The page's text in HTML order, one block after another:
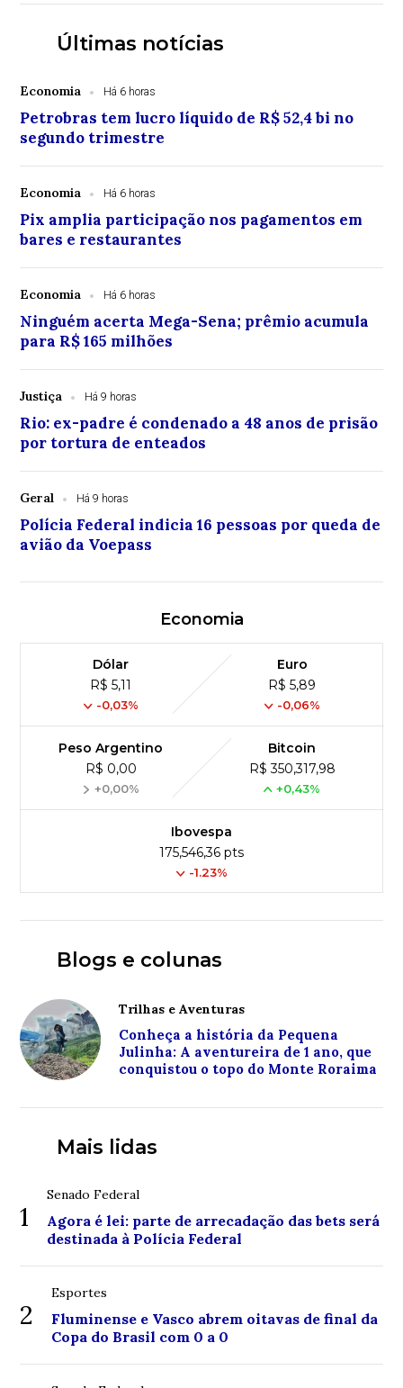
Últimas notícias
Economia Há 6 horas
Petrobras tem lucro líquido de R$ 52,4 bi no
segundo trimestre
Economia Há 6 horas
Pix amplia participação nos pagamentos em
bares e restaurantes
Economia Há 6 horas
Ninguém acerta Mega-Sena; prêmio acumula
para R$ 165 milhões
Justiça Há 9 horas
Rio: ex-padre é condenado a 48 anos de prisão
por tortura de enteados
Geral Há 9 horas
Polícia Federal indicia 16 pessoas por queda de
avião da Voepass
Economia
Dólar
R$ 5,11
-0,03%
Euro
R$ 5,89
-0,06%
Peso Argentino
R$ 0,00
+0,00%
Bitcoin
R$ 350,317,98
+0,43%
Ibovespa
175,546,36 pts
-1.23%
Blogs e colunas
Trilhas e Aventuras
Conheça a história da Pequena
Julinha: A aventureira de 1 ano, que
conquistou o topo do Monte Roraima
Mais lidas
1
Senado Federal
Agora é lei: parte de arrecadação das bets será
destinada à Polícia Federal
2
Esportes
Fluminense e Vasco abrem oitavas de final da
Copa do Brasil com 0 a 0